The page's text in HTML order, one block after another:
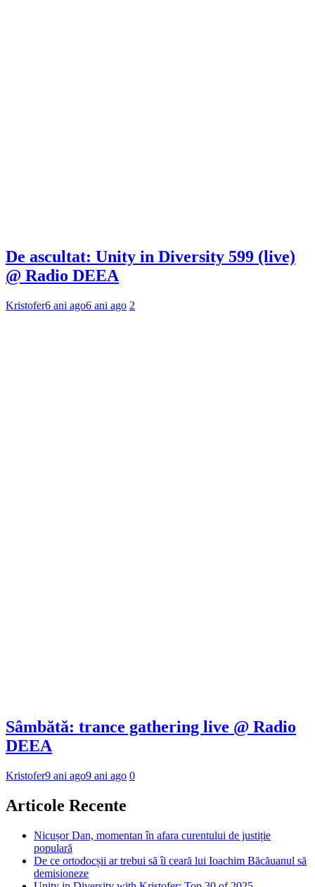
De ascultat: Unity in Diversity 599 (live)
@ Radio DEEA
Kristofer6 ani ago6 ani ago 2
Sâmbătă: trance gathering live @ Radio
DEEA
Kristofer9 ani ago9 ani ago 0
Articole Recente
Nicușor Dan, momentan în afara curentului de justiție
populară
De ce ortodocșii ar trebui să îi ceară lui Ioachim Băcăuanul să
demisioneze